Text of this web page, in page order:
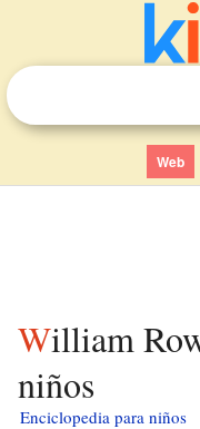
Web
William Rowan Hamilton para
niños
Enciclopedia para niños